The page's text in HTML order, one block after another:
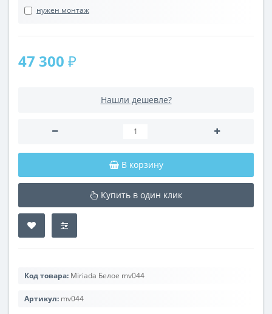
нужен монтаж
47 300 ₽
Нашли дешевле?
В корзину
Купить в один клик
Код товара: Miriada Белое mv044
Артикул: mv044